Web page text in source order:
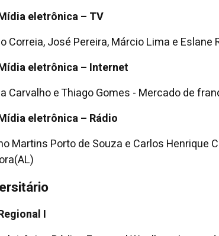
eletrônica – TV
Correia, José Pereira, Márcio Lima e
eletrônica – Internet
Carvalho e Thiago Gomes - Mercado de
eletrônica – Rádio
Martins Porto de Souza e Carlos
I